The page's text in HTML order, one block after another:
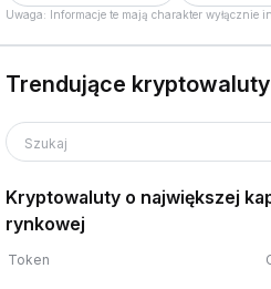
Uwaga: Informacje te mają charakter wyłącznie
Trendujące kryptowaluty
Szukaj
Kryptowaluty o największej
rynkowej
Token